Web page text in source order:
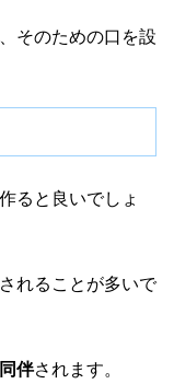
そのための口を設
ると良いでしょ
れることが多いで
伴されます。